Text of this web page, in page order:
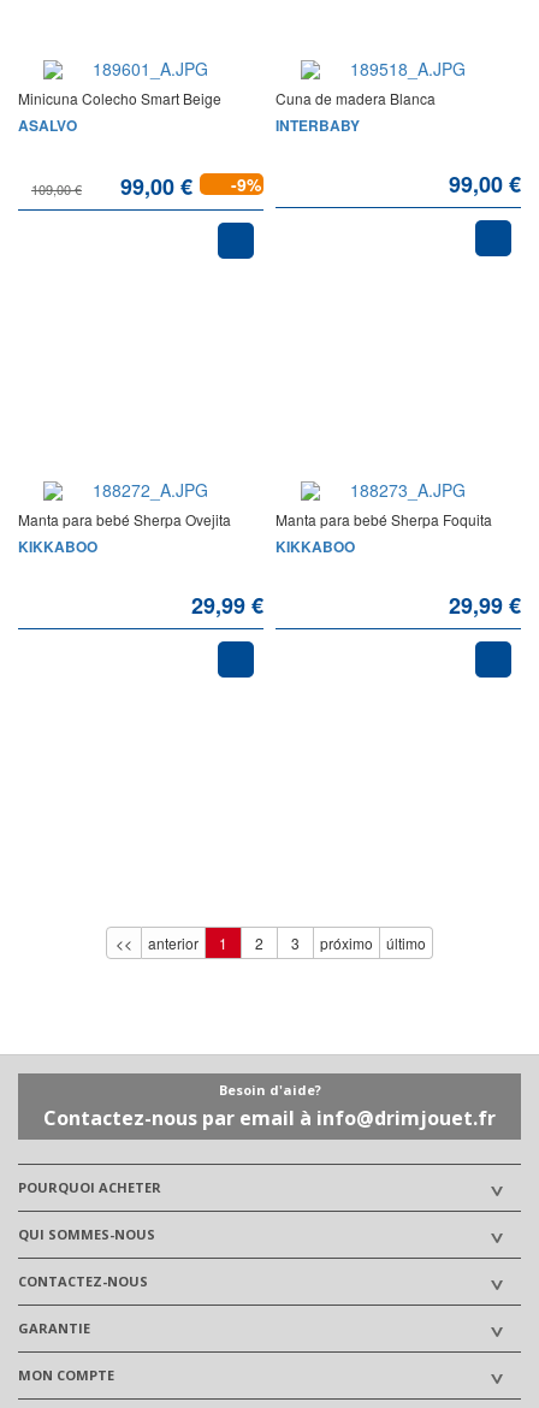
Minicuna Colecho Smart Beige
ASALVO
109,00 € 99,00 € -9%
Cuna de madera Blanca
INTERBABY
99,00 €
Manta para bebé Sherpa Ovejita
KIKKABOO
29,99 €
Manta para bebé Sherpa Foquita
KIKKABOO
29,99 €
<< anterior 1 2 3 próximo último
Besoin d'aide?
Contactez-nous par email à info@drimjouet.fr
POURQUOI ACHETER
QUI SOMMES-NOUS
CONTACTEZ-NOUS
GARANTIE
MON COMPTE